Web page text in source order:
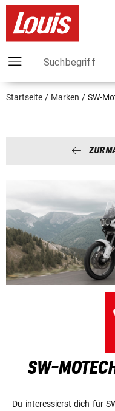
Suchbegriff
Startseite Marken SW-
ZUR
SW-
Du interessierst dich für